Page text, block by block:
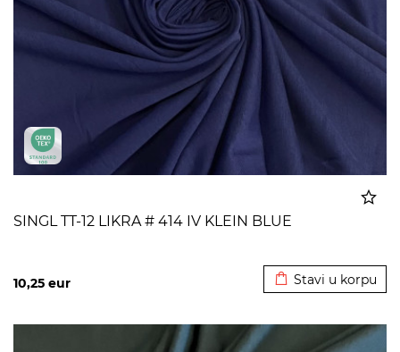
SINGL TT-12 LIKRA # 414 IV KLEIN BLUE
10,25 eur Stavi u korpu